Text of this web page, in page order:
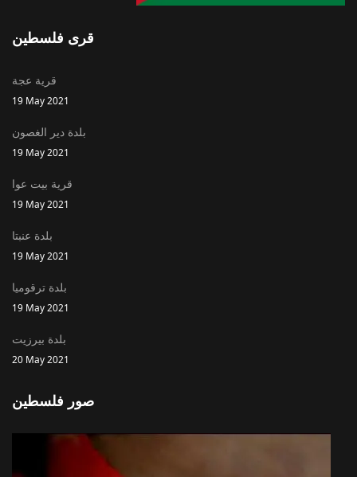
قرى فلسطين
قرية عجة
19 May 2021
بلدة دير الغصون
19 May 2021
قرية بيت عوا
19 May 2021
بلدة عنبتا
19 May 2021
بلدة ترقوميا
19 May 2021
بلدة بيرزيت
20 May 2021
صور فلسطين